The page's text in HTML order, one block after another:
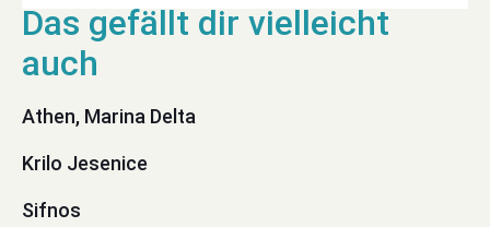
Athen, Marina Delta
Krilo Jesenice
Sifnos